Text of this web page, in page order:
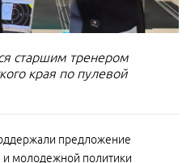
старшим тренером
края по пулевой
предложение
и молодежной политики